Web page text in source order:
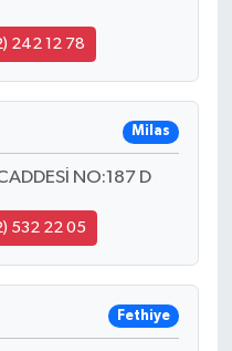
242 12 78
Milas
NO:187 D
532 22 05
Fethiye